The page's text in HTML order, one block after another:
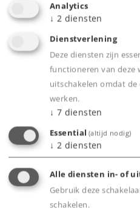
Highlights
Locomotief ter
Geislinger Steige'.
Stoomlocomotief,
Esslingen voor de
Gedetailleerd model,
van metaal.
Met speelwereld mfx+
licht- en
Voorbereid voor de
Met
Analytics
↓ 2 diensten
Dienstverlening
Deze diensten zijn
functioneren van deze
uitschakelen omdat
werken.
↓ 7 diensten
Essential (altijd nodig)
↓ 2 diensten
Alle diensten in- of
Gebruik deze
schakelen.